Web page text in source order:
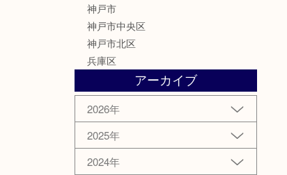
神戸市
神戸市中央区
神戸市北区
兵庫区
アーカイブ
2026年
2025年
2024年